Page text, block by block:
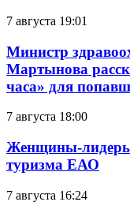
7 августа 19:01
Министр
Мартынова
часа» для
7 августа 18:00
Женщины-лидеры
туризма ЕАО
7 августа 16:24